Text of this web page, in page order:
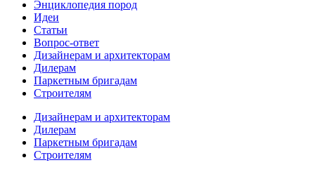
Энциклопедия пород
Идеи
Статьи
Вопрос-ответ
Дизайнерам и архитекторам
Дилерам
Паркетным бригадам
Строителям
Дизайнерам и архитекторам
Дилерам
Паркетным бригадам
Строителям